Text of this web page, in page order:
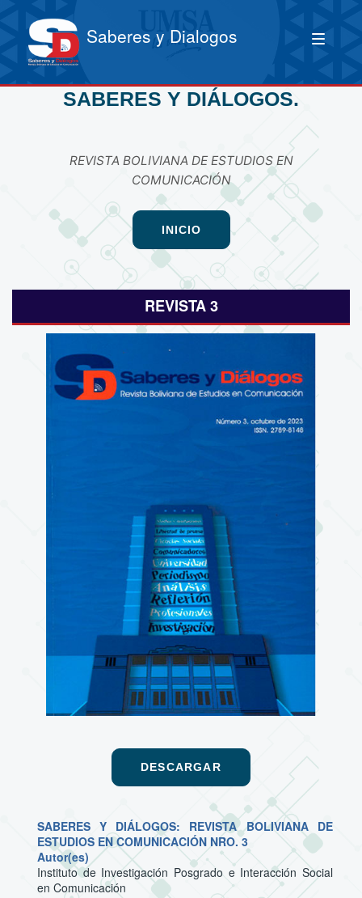
Saberes y Dialogos
SABERES Y DIÁLOGOS.
REVISTA BOLIVIANA DE ESTUDIOS EN
COMUNICACIÓN
INICIO
REVISTA 3
DESCARGAR
SABERES Y DIÁLOGOS: REVISTA BOLIVIANA DE
ESTUDIOS EN COMUNICACIÓN NRO. 3
Autor(es)
Instituto de Investigación Posgrado e Interacción Social
en Comunicación